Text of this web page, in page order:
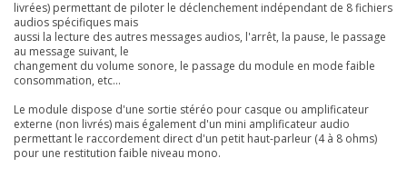
livrées) permettant de piloter le déclenchement indépendant de 8 fichiers
audios spécifiques mais
aussi la lecture des autres messages audios, l'arrêt, la pause, le passage
au message suivant, le
changement du volume sonore, le passage du module en mode faible
consommation, etc...
Le module dispose d'une sortie stéréo pour casque ou amplificateur
externe (non livrés) mais également d'un mini amplificateur audio
permettant le raccordement direct d'un petit haut-parleur (4 à 8 ohms)
pour une restitution faible niveau mono.